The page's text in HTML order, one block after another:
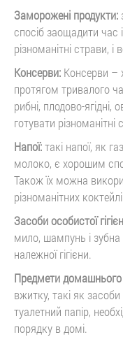
Заморожені продукти:
спосіб заощадити час
різноманітні страви, і
Консерви: Консерви –
протягом тривалого
рибні, плодово-
готувати
Напої:такі напої, як
молоко, є хорошим
Також їх можна
різноманітних
Засоби особистої
мило, шампунь і зубна
належної гігієни.
Предмети
вжитку, такі як
туалетний папір,
порядку в домі.